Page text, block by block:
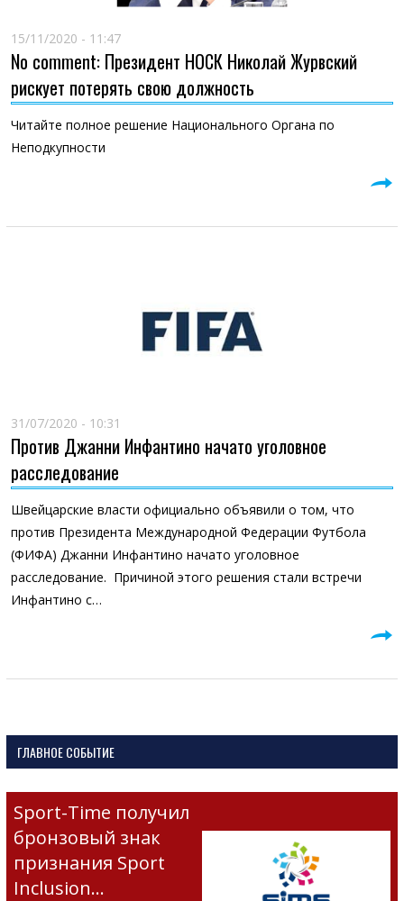
15/11/2020 - 11:47
No comment: Президент НОСК Николай Журвский
рискует потерять свою должность
Читайте полное решение Национального Органа по
Неподкупности
31/07/2020 - 10:31
Против Джанни Инфантино начато уголовное
расследование
Швейцарские власти официально объявили о том, что
против Президента Международной Федерации Футбола
(ФИФА) Джанни Инфантино начато уголовное
расследование. Причиной этого решения стали встречи
Инфантино с…
ГЛАВНОЕ СОБЫТИЕ
Sport-Time получил
бронзовый знак
признания Sport
Inclusion…